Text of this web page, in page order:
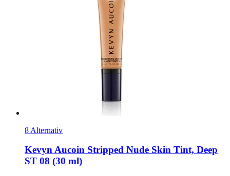
8 Alternativ
Kevyn Aucoin Stripped Nude Skin Tint, Deep
ST 08 (30 ml)